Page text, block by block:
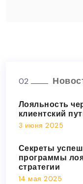
02
Лояльность
клиентский
3 июня 2025
Секреты
программы
стратегии
14 мая 2025